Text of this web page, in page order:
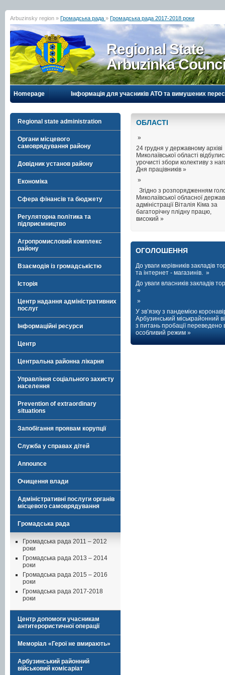
Arbuzinsky region » Громадська рада » Громадська рада 2017-2018 роки
Regional State
Arbuzinka
Homepage Інформація для учасників АТО та вимушених
Regional state administration
Органи місцевого
самоврядування району
Довідник установ району
Економіка
Сфера фінансів та бюджету
Регуляторна політика та
підприємництво
Агропромисловий комплекс
району
Взаємодія із громадськістю
Історія
Центр надання адміністративних
послуг
Інформаційні ресурси
Центр
Центральна районна лікарня
Управління соціального захисту
населення
Prevention of extraordinary
situations
Запобігання проявам корупції
Служба у справах дітей
Announce
Очищення влади
Адміністративні послуги органів
місцевого самоврядування
Громадська рада
Громадська рада 2011 – 2012
роки
Громадська рада 2013 – 2014
роки
Громадська рада 2015 – 2016
роки
Громадська рада 2017-2018
роки
Центр допомоги учасникам
антитерористичної операції
Меморіал «Герої не вмирають»
Арбузинський районний
військовий комісаріат
ОБЛАСТI
»
24 грудня у державному архіві
Миколаївської області
урочисті збори колективу з
Дня працівників »
»
Згідно з розпорядженням
Миколаївської обласної
адміністрації Віталія Кіма за
багаторічну плідну працю,
високий »
ОГОЛОШЕННЯ
До уваги керівників закладів
та інтернет - магазинів. »
До уваги власників закладів
»
»
У зв’язку з пандемією
Арбузинський міськрайонний
з питань пробації переведено
особливий режим »